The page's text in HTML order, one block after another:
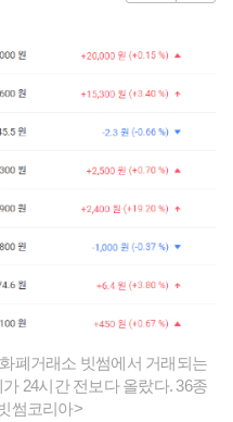
폐거래소 빗썸에서 거래되는
24시간 전보다 올랐다. 36종
썸코리아>